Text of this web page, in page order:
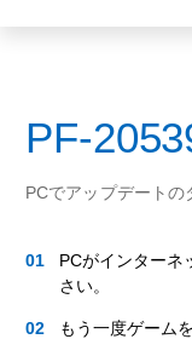
PF-
PCでアップデートの
PCがインターネ
さい。
もう一度ゲーム